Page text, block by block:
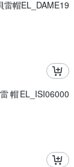
雷帽EL_DAME19
帽EL_ISI06000